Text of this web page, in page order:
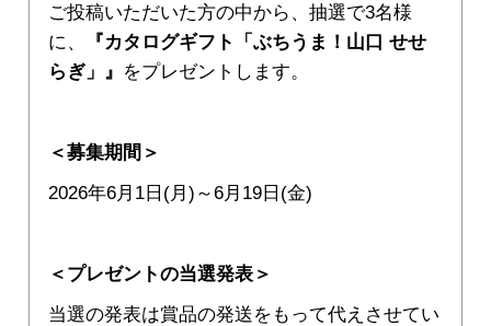
ご投稿いただいた方の中から、抽選で3名様
に、
『カタログギフト「ぶちうま！山口 せせ
らぎ」』 をプレゼントします。
＜募集期間＞
2026年6月1日(月)～6月19日(金)
＜プレゼントの当選発表＞
当選の発表は賞品の発送をもって代えさせてい